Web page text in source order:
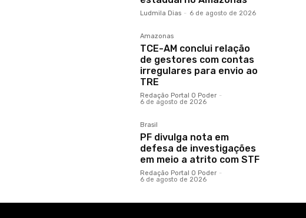
Ludmila Dias - 6 de agosto de 2026
Amazonas
TCE-AM conclui relação
de gestores com contas
irregulares para envio ao
TRE
Redação Portal O Poder -
6 de agosto de 2026
Brasil
PF divulga nota em
defesa de investigações
em meio a atrito com STF
Redação Portal O Poder -
6 de agosto de 2026